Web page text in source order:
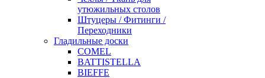
утюжильных столов
Штуцеры / Фитинги /
Переходники
Гладильные доски
COMEL
BATTISTELLA
BIEFFE